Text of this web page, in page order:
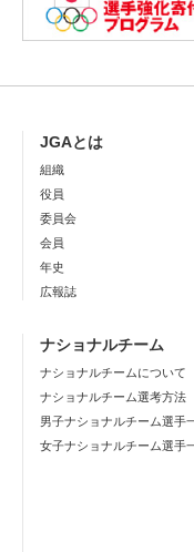
JGAとは
組織
役員
委員会
会員
年史
広報誌
ナショナルチーム
ナショナルチームについて
ナショナルチーム選考方法
男子ナショナルチーム選手
女子ナショナルチーム選手